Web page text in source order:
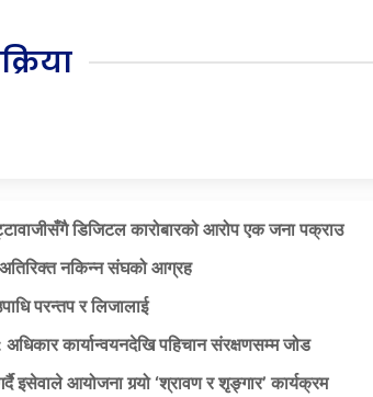
डिजिटल कारोबारको आरोप एक जना पक्राउ
नकिन्न संघको आग्रह
परन्तप र लिजालाई
कार्यान्वयनदेखि पहिचान संरक्षणसम्म जोड
इसेवाले आयोजना गर्‍यो ‘श्रावण र शृङ्गार’ कार्यक्रम